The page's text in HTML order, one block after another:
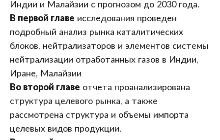
Индии и Малайзии с прогнозом до 2030 года.
В первой главе исследования проведен
подробный анализ рынка каталитических
блоков, нейтрализаторов и элементов системы
нейтрализации отработанных газов в Индии,
Иране, Малайзии
Во второй главе отчета проанализирована
структура целевого рынка, а также
рассмотрена структура и объемы импорта
целевых видов продукции.